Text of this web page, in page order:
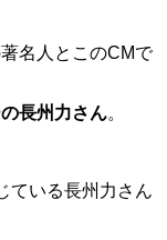
名人とこのCMで
長州力さん。
ている長州力さん